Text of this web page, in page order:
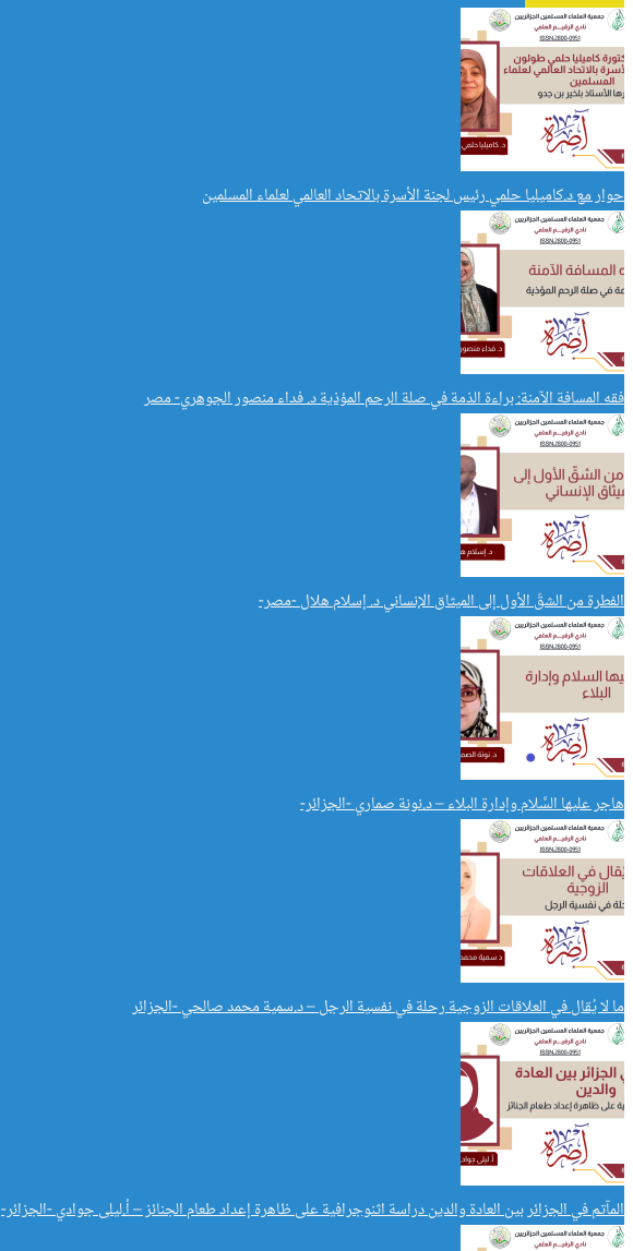
حوار مع د.كاميليا حلمي رئيس لجنة الأسرة بالاتحاد العالمي لعلماء المسلمين
فقه المسافة الآمنة: براءة الذمة في صلة الرحم المؤذية د. فداء منصور الجوهري- مصر
الفطرة من الشقّ الأول إلى الميثاق الإنساني د. إسلام هلال -مصر-
هاجر عليها السَّلام وإدارة البلاء – د.نونة صماري -الجزائر-
ما لا يُقال في العلاقات الزوجية رحلة في نفسية الرجل – د.سمية محمد صالحي -الجزائر
المآتم في الجزائر بين العادة والدين دراسة اثنوجرافية على ظاهرة إعداد طعام الجنائز – أ.ليلى جوادي -الجزائر-